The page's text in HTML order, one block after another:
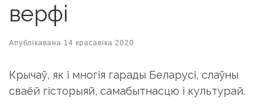
верфі
Апублікавана 14 красавіка 2020
Крычаў, як і многія гарады Беларусі, слаўны
сваёй гісторыяй, самабытнасцю і культурай.